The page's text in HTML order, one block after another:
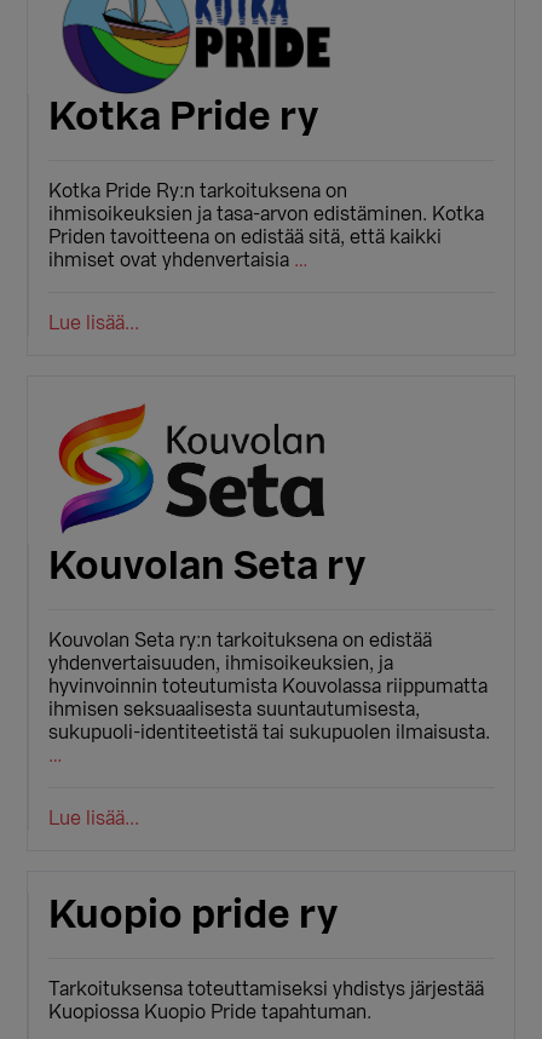
Kotka Pride ry
Kotka Pride Ry:n tarkoituksena on
ihmisoikeuksien ja tasa-arvon edistäminen. Kotka
Priden tavoitteena on edistää sitä, että kaikki
ihmiset ovat yhdenvertaisia …
Lue lisää...
Kouvolan Seta ry
Kouvolan Seta ry:n tarkoituksena on edistää
yhdenvertaisuuden, ihmisoikeuksien, ja
hyvinvoinnin toteutumista Kouvolassa riippumatta
ihmisen seksuaalisesta suuntautumisesta,
sukupuoli-identiteetistä tai sukupuolen ilmaisusta.
…
Lue lisää...
Kuopio pride ry
Tarkoituksensa toteuttamiseksi yhdistys järjestää
Kuopiossa Kuopio Pride tapahtuman.